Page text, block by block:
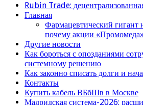
Rubin Trade:
Главная
Фармацевтический гигант
почему акции
Другие новости
Как бороться с опозданиями
системному решению
Как законно списать долги и
Контакты
Купить кабель ВБбШв в Москве
Мадридская система-2026: